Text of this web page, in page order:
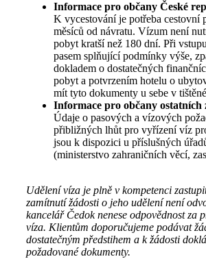
Informace pro občany České
K vycestování je potřeba cestovní
měsíců od návratu. Vízum není
pobyt kratší než 180 dní. Při
pasem splňující podmínky výše,
dokladem o dostatečných
pobyt a potvrzením hotelu o
mít tyto dokumenty u sebe v
Informace pro občany ostatních
Údaje o pasových a vízových
přibližných lhůt pro vyřízení víz
jsou k dispozici u příslušných
(ministerstvo zahraničních věcí,
Udělení víza je plně v kompetenci
zamítnutí žádosti o jeho udělení není
kancelář Čedok nenese odpovědnost za
víza. Klientům doporučujeme podávat
dostatečným předstihem a k žádosti
požadované dokumenty.